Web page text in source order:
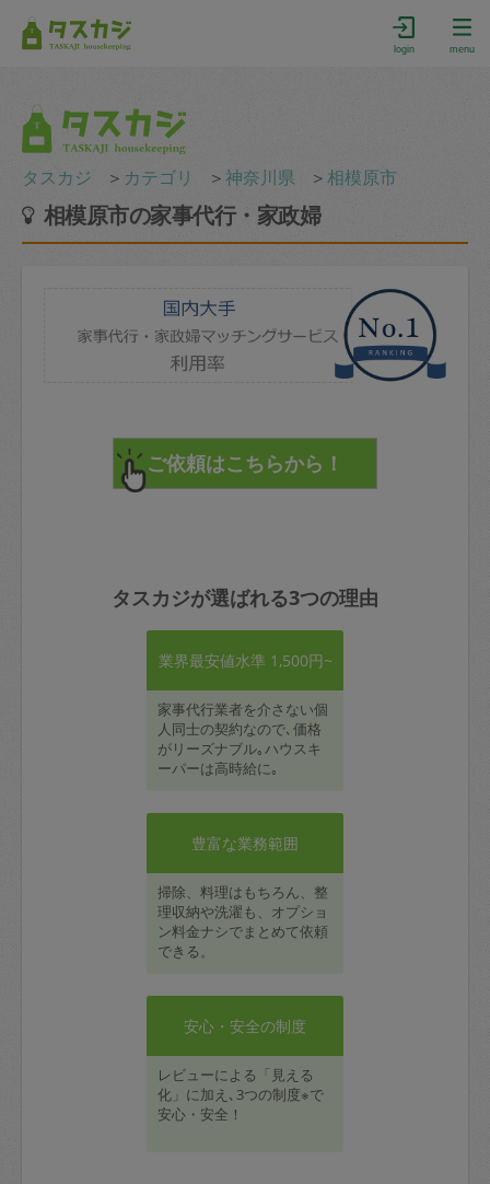
login menu
タスカジ ＞ カテゴリ ＞神奈川県 ＞相模原市
相模原市の家事代行・家政婦
タスカジが選ばれる3つの理由
業界最安値水準 1,500円~
家事代行業者を介さない個
人同士の契約なので､価格
がリーズナブル｡ハウスキ
ーパーは高時給に｡
豊富な業務範囲
掃除、料理はもちろん、整
理収納や洗濯も、オプショ
ン料金ナシでまとめて依頼
できる。
安心・安全の制度
レビューによる「見える
化」に加え､3つの制度※で
安心・安全！